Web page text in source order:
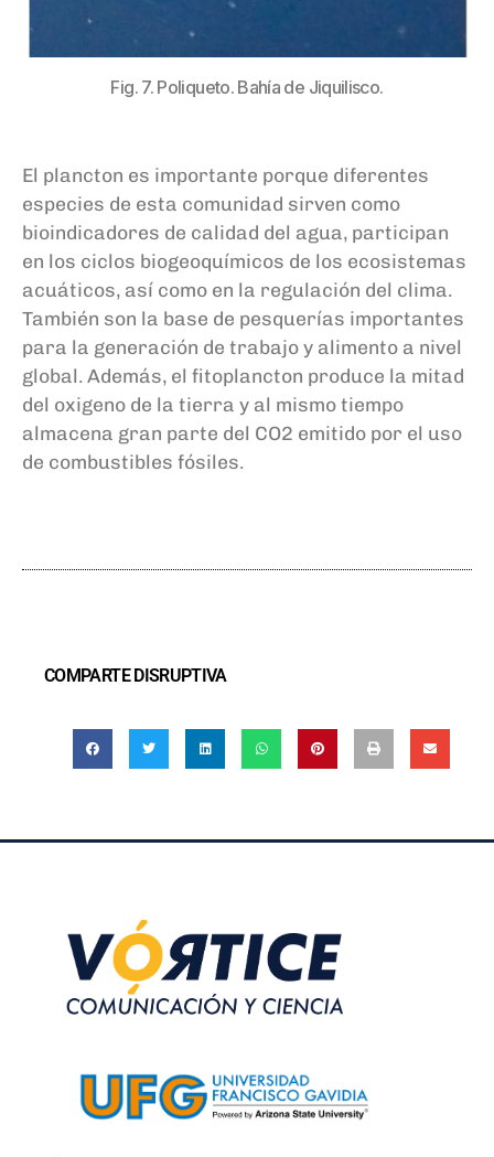
Fig. 7. Poliqueto. Bahía de Jiquilisco.
El plancton es importante porque diferentes
especies de esta comunidad sirven como
bioindicadores de calidad del agua, participan
en los ciclos biogeoquímicos de los ecosistemas
acuáticos, así como en la regulación del clima.
También son la base de pesquerías importantes
para la generación de trabajo y alimento a nivel
global.Además, el fitoplancton produce la mitad
del oxigeno de la tierra y al mismo tiempo
almacena gran parte del CO2 emitido por el uso
de combustibles fósiles.
COMPARTE DISRUPTIVA